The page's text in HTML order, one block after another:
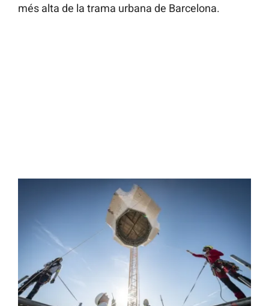
més alta de la trama urbana de Barcelona.